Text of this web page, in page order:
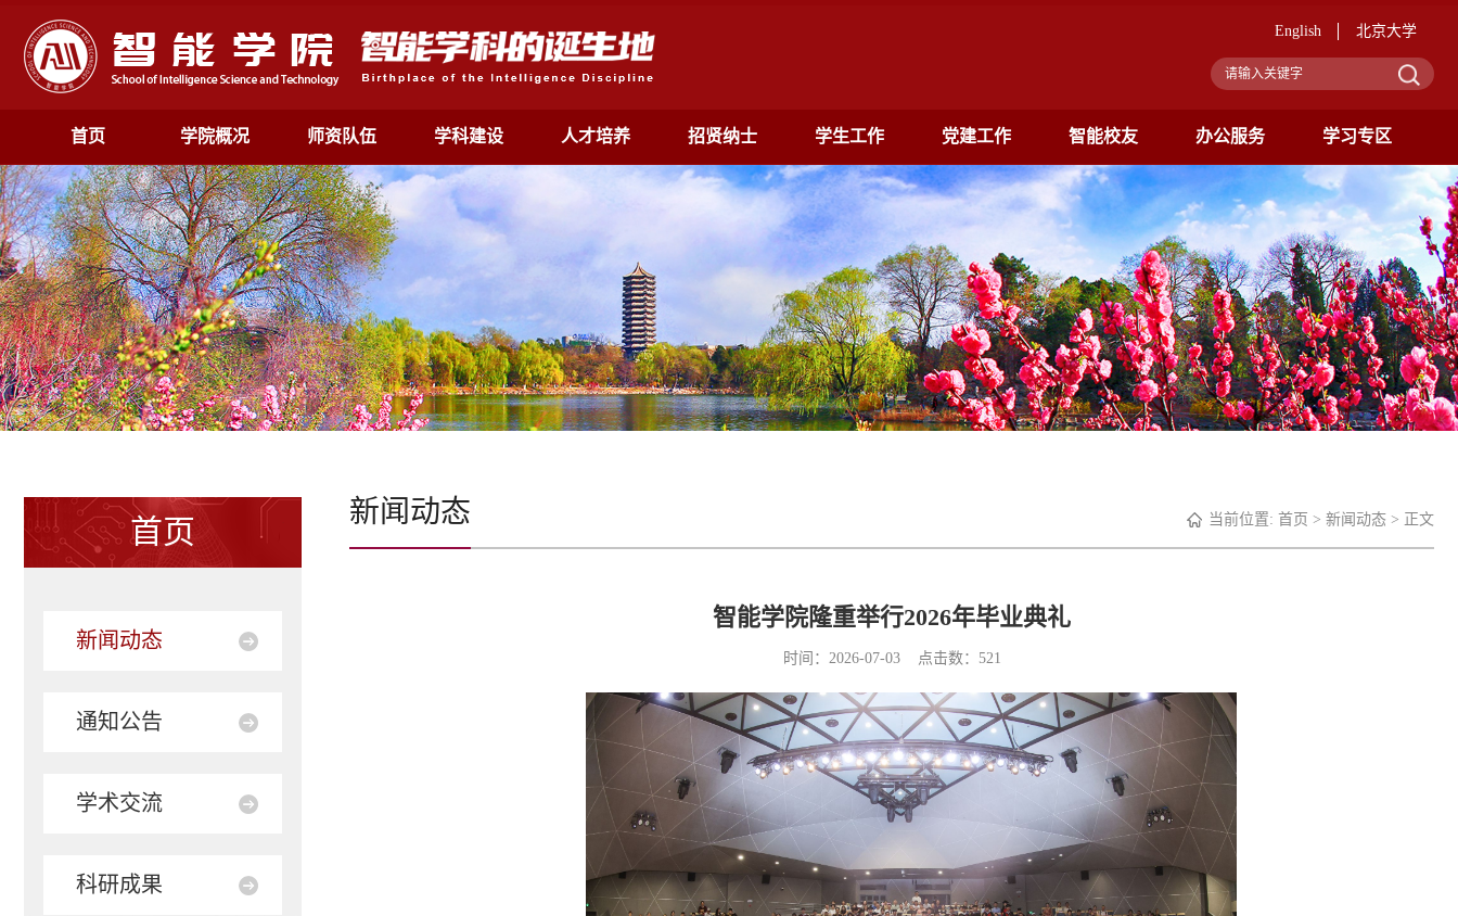
English 北京大学
首页 学院概况 师资队伍 学科建设 人才培养 招贤纳士 学生工作 党建工作 智能校友 办公服务 学习专区
首页
新闻动态
通知公告
学术交流
科研成果
当前位置: 首页 > 新闻动态 > 正文
新闻动态
智能学院隆重举行2026年毕业典礼
时间：2026-07-03 点击数： 521